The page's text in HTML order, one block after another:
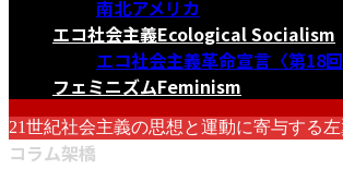
南北アメリカ
エコ社会主義Ecological Socialism
エコ社会主義革命宣言〈第18回
フェミニズムFeminism
21世紀社会主義の思想と運動に寄与する
コラム架橋